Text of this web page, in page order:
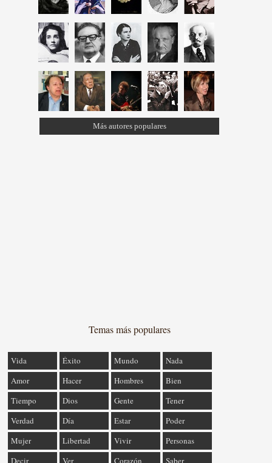
Más autores populares
Temas más populares
Vida Éxito Mundo
Nada
Amor
Hacer Hombres
Bien
Tiempo
Dios Gente
Tener
Verdad
Día Estar
Poder
Mujer
Libertad Vivir
Personas
Decir
Ver Corazón Saber